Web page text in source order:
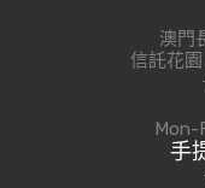
澳門
信託花
Mon-
手